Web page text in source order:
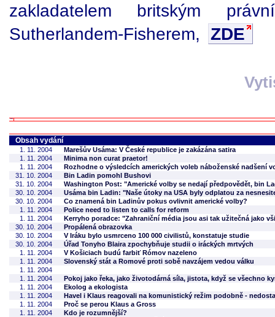
zakladatelem britským
Sutherlandem-Fisherem, ZDE
Obsah vydání
1. 11. 2004
Marešův Usáma: V České republice je zakázána satira
1. 11. 2004
Minima non curat praetor!
1. 11. 2004
Rozhodne o výsledcích amerických voleb náboženské nadšení
31. 10. 2004
Bin Ladin pomohl Bushovi
31. 10. 2004
Washington Post: "Americké volby se nedají předpovědět, bin
30. 10. 2004
Usáma bin Ladin: "Naše útoky na USA byly odplatou za
30. 10. 2004
Co znamená bin Ladinův pokus ovlivnit americké volby?
1. 11. 2004
Police need to listen to calls for reform
1. 11. 2004
Kerryho poradce: "Zahraniční média jsou asi tak užitečná jako
30. 10. 2004
Propálená obrazovka
30. 10. 2004
V Iráku bylo usmrceno 100 000 civilistů, konstatuje studie
30. 10. 2004
Úřad Tonyho Blaira zpochybňuje studii o iráckých mrtvých
1. 11. 2004
V Košiciach budú farbiť Rómov nazeleno
1. 11. 2004
Slovenský stát a Romové proti sobě navzájem vedou válku
1. 11. 2004
1. 11. 2004
Pokoj jako řeka, jako životodárná síla, jistota, když se všechno
1. 11. 2004
Ekolog a ekologista
1. 11. 2004
Havel i Klaus reagovali na komunistický režim podobně -
1. 11. 2004
Proč se perou Klaus a Gross
1. 11. 2004
Kdo je rozumnější?